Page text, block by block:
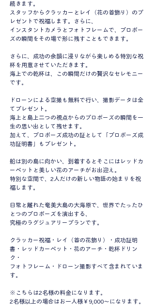
続きます。
スタッフからクラッカーとレイ（花の首飾り）のプ
レゼントで祝福します。さらに、
インスタントカメラとフォトフレームで、プロポー
ズの瞬間をその場で形に残すこともできます。
さらに、成功の余韻に浸りながら楽しめる特別な祝
杯を用意させていただきます。
海上での乾杯は、この瞬間だけの贅沢なセレモニー
です。
ドローンによる空撮も無料で行い、撮影データは全
てプレゼント。
​海上と島上二つの視点からのプロポーズの瞬間を一
生の思い出として残せます。
加えて、プロポーズ成功の証として「プロポーズ成
功証明書」もプレゼント。
船は別の島に向かい、到着するとそこにはレッドカ
ーペットと美しい花のアーチがお出迎え。
特別な空間で、2人だけの新しい物語の始まりを祝
福します。
日常と離れた奄美大島の大海原で、世界でたったひ
とつのプロポーズを演出する、
究極のラグジュアリープランです。
​クラッカー祝福・レイ（首の花飾り）・成功証明
書・レッドカーペット・花のアーチ・乾杯ドリン
ク・
フォトフレーム・ドローン撮影すべて含まれていま
す。
※こちらは2名様の料金になります。
2名様以上の場合はお一人様￥9,000～になります。